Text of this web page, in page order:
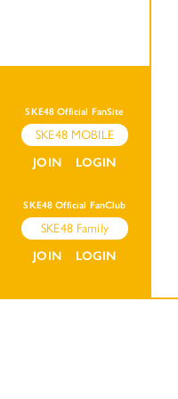
SKE48 Official FanSite
SKE48 MOBILE
JOIN
LOGIN
SKE48 Official FanClub
SKE48 Family
JOIN
LOGIN